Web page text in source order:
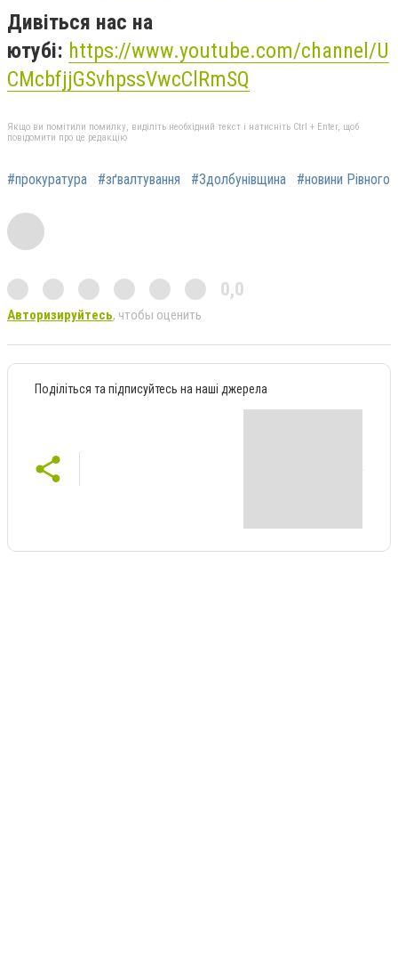
Дивіться нас на
ютубі: https://www.youtube.com/channel/U
CMcbfjjGSvhpssVwcClRmSQ
Якщо ви помітили помилку, виділіть необхідний текст і натисніть Ctrl + Enter, щоб
повідомити про це редакцію
#прокуратура #зґвалтування #Здолбунівщина #новини Рівного
0,0
Авторизируйтесь, чтобы оценить
Поділіться та підписуйтесь на наші джерела